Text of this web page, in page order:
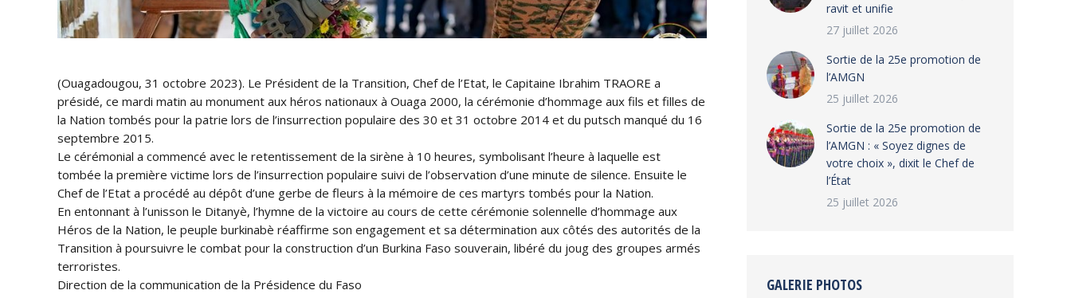
(Ouagadougou, 31 octobre 2023). Le Président de la Transition, Chef de l’Etat, le Capitaine Ibrahim TRAORE a
présidé, ce mardi matin au monument aux héros nationaux à Ouaga 2000, la cérémonie d’hommage aux fils et filles de
la Nation tombés pour la patrie lors de l’insurrection populaire des 30 et 31 octobre 2014 et du putsch manqué du 16
septembre 2015.
Le cérémonial a commencé avec le retentissement de la sirène à 10 heures, symbolisant l’heure à laquelle est
tombée la première victime lors de l’insurrection populaire suivi de l’observation d’une minute de silence. Ensuite le
Chef de l’Etat a procédé au dépôt d’une gerbe de fleurs à la mémoire de ces martyrs tombés pour la Nation.
En entonnant à l’unisson le Ditanyè, l’hymne de la victoire au cours de cette cérémonie solennelle d’hommage aux
Héros de la Nation, le peuple burkinabè réaffirme son engagement et sa détermination aux côtés des autorités de la
Transition à poursuivre le combat pour la construction d’un Burkina Faso souverain, libéré du joug des groupes armés
terroristes.
Direction de la communication de la Présidence du Faso
ravit et unifie
27 juillet 2026
‎Sortie de la 25e promotion de
l’AMGN
25 juillet 2026
‎Sortie de la 25e promotion de
l’AMGN : « Soyez dignes de
votre choix », dixit le Chef de
l’État
25 juillet 2026
GALERIE PHOTOS